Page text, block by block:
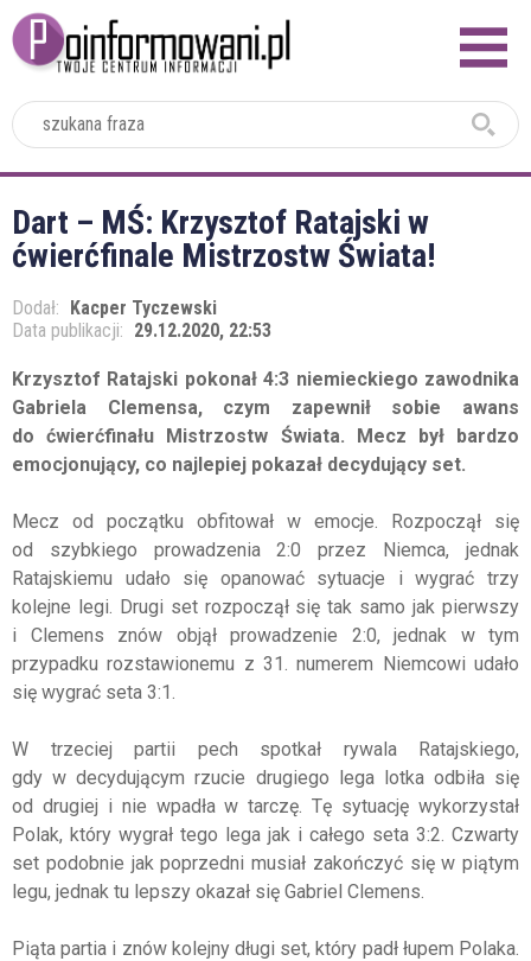
Dart – MŚ: Krzysztof Ratajski w
ćwierćfinale Mistrzostw Świata!
Dodał: Kacper Tyczewski
Data publikacji: 29.12.2020, 22:53
Krzysztof Ratajski pokonał 4:3 niemieckiego zawodnika
Gabriela Clemensa, czym zapewnił sobie awans
do ćwierćfinału Mistrzostw Świata. Mecz był bardzo
emocjonujący, co najlepiej pokazał decydujący set.
Mecz od początku obfitował w emocje. Rozpoczął się
od szybkiego prowadzenia 2:0 przez Niemca, jednak
Ratajskiemu udało się opanować sytuacje i wygrać trzy
kolejne legi. Drugi set rozpoczął się tak samo jak pierwszy
i Clemens znów objął prowadzenie 2:0, jednak w tym
przypadku rozstawionemu z 31. numerem Niemcowi udało
się wygrać seta 3:1.
W trzeciej partii pech spotkał rywala Ratajskiego,
gdy w decydującym rzucie drugiego lega lotka odbiła się
od drugiej i nie wpadła w tarczę. Tę sytuację wykorzystał
Polak, który wygrał tego lega jak i całego seta 3:2. Czwarty
set podobnie jak poprzedni musiał zakończyć się w piątym
legu, jednak tu lepszy okazał się Gabriel Clemens.
Piąta partia i znów kolejny długi set, który padł łupem Polaka.